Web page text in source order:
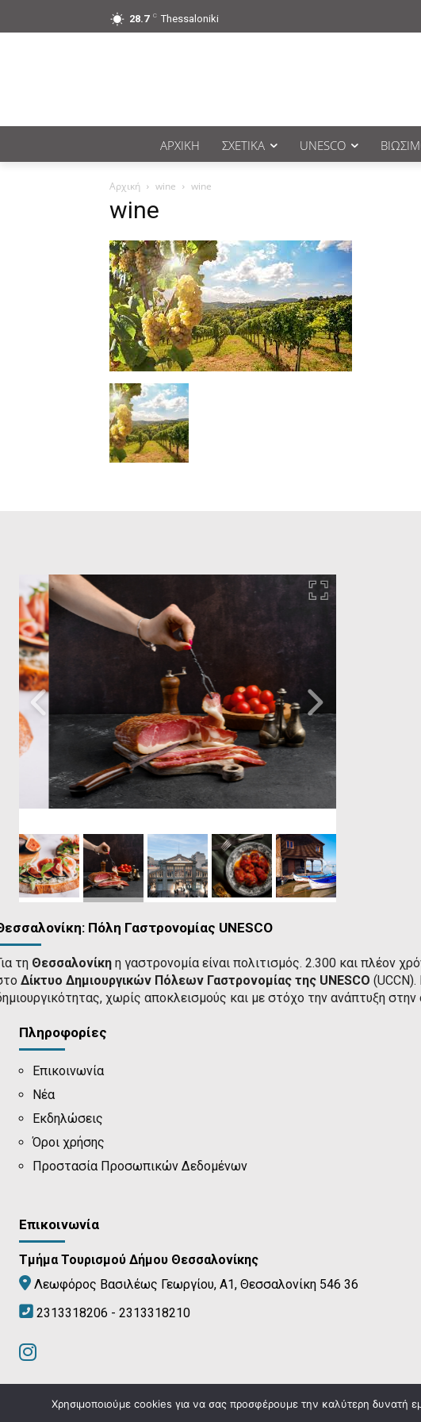
28.7 C Thessaloniki
ΑΡΧΙΚΉ ΣΧΕΤΙΚΆ UNESCO
Αρχική wine wine
wine
Πόλη Γαστρονομίας UNESCO
τη Θεσσαλονίκη η γαστρονομία είναι πολιτισμός. 2.300 και πλέον
Δίκτυο Δημιουργικών Πόλεων Γαστρονομίας της UNESCO
χωρίς αποκλεισμούς και με στόχο την ανάπτυξη στην
Πληροφορίες
Επικοινωνία
Νέα
Εκδηλώσεις
Όροι χρήσης
Προστασία Προσωπικών Δεδομένων
Επικοινωνία
Τμήμα Τουρισμού Δήμου Θεσσαλονίκης
Λεωφόρος Βασιλέως Γεωργίου, Α1, Θεσσαλονίκη 546 36
2313318206 - 2313318210
Χρησιμοποιούμε cookies για να σας προσφέρουμε την καλύτερη δυνατή